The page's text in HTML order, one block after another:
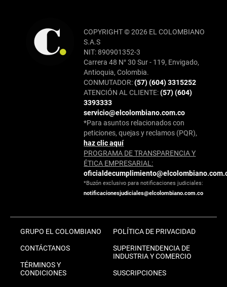
COPYRIGHT © 2026 EL COLOMBIANO
S.A.S
NIT: 890901352-3
Carrera 48 N° 30 Sur - 119, Envigado,
Antioquia, Colombia.
CONMUTADOR:(57) (604) 3315252
ATENCIÓN AL CLIENTE:(57) (604)
3393333
servicio@elcolombiano.com.co
*Para asuntos relacionados con
peticiones, quejas y reclamos (PQR),
haz clic aquí
PROGRAMA DE TRANSPARENCIA Y
ÉTICA EMPRESARIAL:
*Buzón exclusivo para notificaciones judiciales:
notificacionesjudiciales@elcolombiano.com.co
GRUPO EL COLOMBIANO
CONTÁCTANOS
TÉRMINOS Y
CONDICIONES
POLÍTICA DE PRIVACIDAD
SUPERINTENDENCIA DE
INDUSTRIA Y COMERCIO
SUSCRIPCIONES